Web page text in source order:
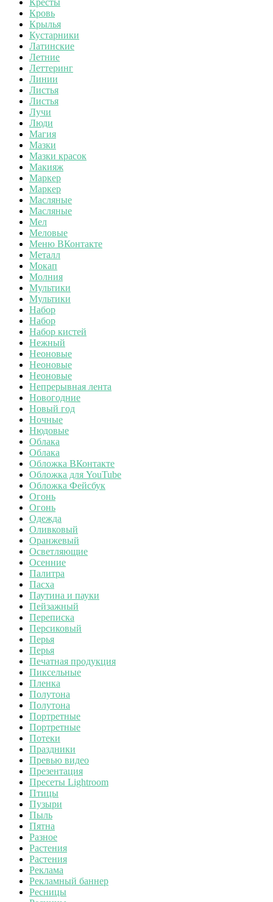
Кровь
Крылья
Кустарники
Латинские
Летние
Леттеринг
Линии
Листья
Листья
Лучи
Люди
Магия
Мазки
Мазки красок
Макияж
Маркер
Маркер
Масляные
Масляные
Мел
Меловые
Меню ВКонтакте
Металл
Мокап
Молния
Мультики
Мультики
Набор
Набор
Набор кистей
Нежный
Неоновые
Неоновые
Неоновые
Непрерывная лента
Новогодние
Новый год
Ночные
Нюдовые
Облака
Облака
Обложка ВКонтакте
Обложка для YouTube
Обложка Фейсбук
Огонь
Огонь
Одежда
Оливковый
Оранжевый
Осветляющие
Осенние
Палитра
Пасха
Паутина и пауки
Пейзажный
Переписка
Персиковый
Перья
Перья
Печатная продукция
Пиксельные
Пленка
Полутона
Полутона
Портретные
Портретные
Потеки
Праздники
Превью видео
Презентация
Пресеты Lightroom
Птицы
Пузыри
Пыль
Пятна
Разное
Растения
Растения
Реклама
Рекламный баннер
Ресницы